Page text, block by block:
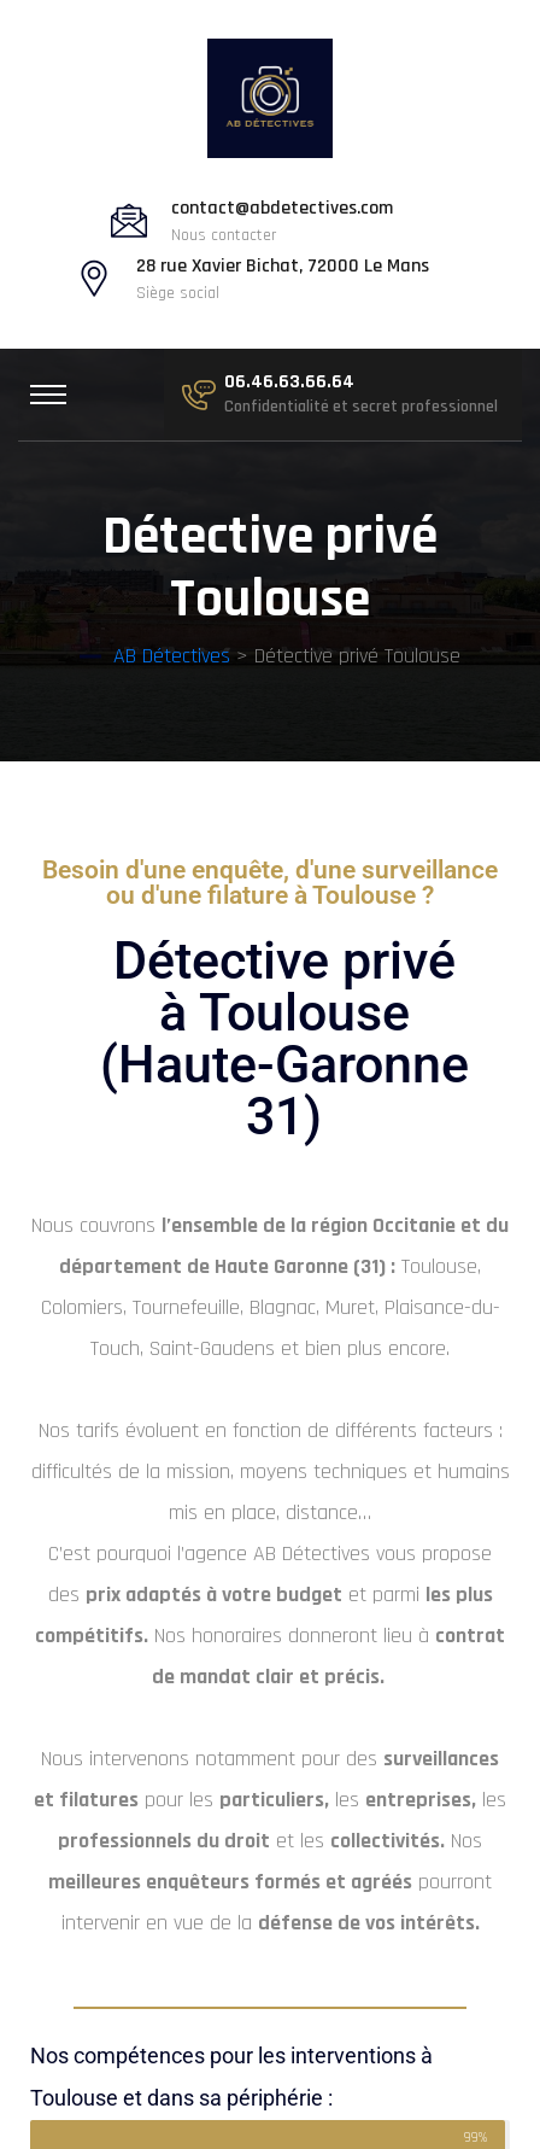
contact@abdetectives.com
Nous contacter
28 rue Xavier Bichat, 72000 Le Mans
Siège social
06.46.63.66.64
Confidentialité et secret professionnel
Détective privé
Toulouse
AB Détectives > Détective privé Toulouse
Besoin d'une enquête, d'une surveillance
ou d'une filature à Toulouse ?
Détective privé
à Toulouse
(Haute-Garonne
31)
Nous couvrons l’ensemble de la région Occitanie et du
département de Haute Garonne (31) : Toulouse,
Colomiers, Tournefeuille, Blagnac, Muret, Plaisance-du-
Touch, Saint-Gaudens et bien plus encore.
Nos tarifs évoluent en fonction de différents facteurs :
difficultés de la mission, moyens techniques et humains
mis en place, distance…
C’est pourquoi l’agence AB Détectives vous propose
des prix adaptés à votre budget et parmi les plus
compétitifs. Nos honoraires donneront lieu à contrat
de mandat clair et précis.
Nous intervenons notamment pour des surveillances
et filatures pour les particuliers, les entreprises, les
professionnels du droit et les collectivités. Nos
meilleures enquêteurs formés et agréés pourront
intervenir en vue de la défense de vos intérêts.
Nos compétences pour les interventions à
Toulouse et dans sa périphérie :
99%